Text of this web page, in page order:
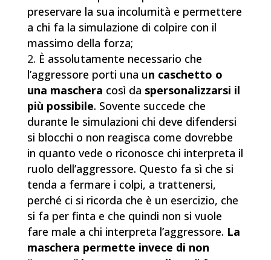
preservare la sua incolumità e permettere
a chi fa la simulazione di colpire con il
massimo della forza;
È assolutamente necessario che
l’aggressore porti una un caschetto o
una maschera così da spersonalizzarsi il
più possibile. Sovente succede che
durante le simulazioni chi deve difendersi
si blocchi o non reagisca come dovrebbe
in quanto vede o riconosce chi interpreta il
ruolo dell’aggressore. Questo fa sì che si
tenda a fermare i colpi, a trattenersi,
perché ci si ricorda che è un esercizio, che
si fa per finta e che quindi non si vuole
fare male a chi interpreta l’aggressore. La
maschera permette invece di non